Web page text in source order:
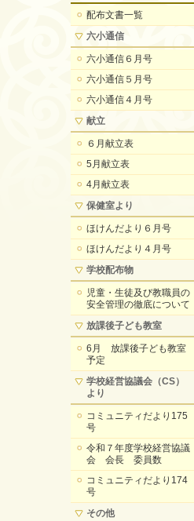
配布文書一覧
六小通信
六小通信６月号
六小通信５月号
六小通信４月号
献立
６月献立表
5月献立表
4月献立表
保健室より
ほけんだより６月号
ほけんだより４月号
学校配布物
児童・生徒及び教職員の
安全管理の徹底について
放課後子ども教室
6月 放課後子ども教室
予定
学校経営協議会（CS）
より
コミュニティだより175
号
令和７年度学校経営協議
会 会長 委員数
コミュニティだより174
号
その他